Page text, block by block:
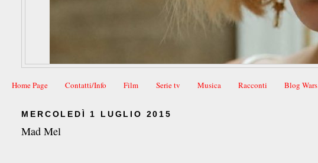
Home Page Contatti/Info Film Serie tv Musica Racconti Blog Wars
MERCOLEDÌ 1 LUGLIO 2015
Mad Mel